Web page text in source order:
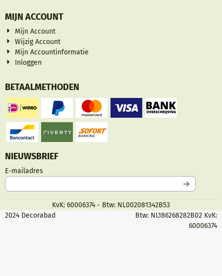
MIJN ACCOUNT
Mijn Account
Wijzig Account
Mijn Accountinformatie
Inloggen
BETAALMETHODEN
NIEUWSBRIEF
E-mailadres
KvK: 60006374 - Btw: NL002081342B53
2024 Decorabad
Btw: NL186268282B02 KvK:
60006374